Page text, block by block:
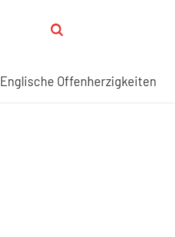
Englische Offenherzigkeiten